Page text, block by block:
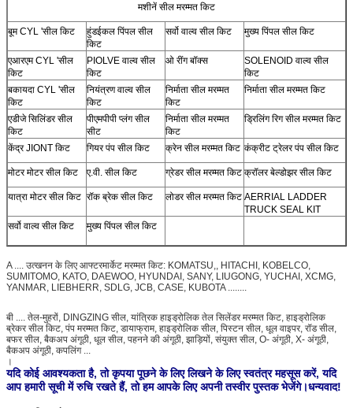
मशीनें सील मरम्मत किट
बूम CYL 'सील किट
हुंडईकल पिंपल सील
किट
सर्वो वाल्व सील किट मुख्य पिंपल सील किट
एआरएम CYL 'सील
किट
PIOLVE वाल्व सील
किट
ओ रींग बॉक्स
SOLENOID वाल्व सील
किट
बकायदा CYL 'सील
किट
नियंत्रण वाल्व सील
किट
निर्माता सील मरम्मत
किट
निर्माता सील मरम्मत किट
एडीजे सिलिंडर सील
किट
पीएमपीपी प्लंग सील
सीट
निर्माता सील मरम्मत
किट
ड्रिलिंग रिग सील मरम्मत किट
केंद्र JIONT किट गियर पंप सील किट क्रेन सील मरम्मत किट कंक्रीट ट्रेलर पंप सील किट
मोटर मोटर सील किट ए.वी. सील किट ग्रेडर सील मरम्मत किट क्रॉलर बेल्डोझर सील किट
यात्रा मोटर सील किट रॉक ब्रेक सील किट लोडर सील मरम्मत किट AERRIAL LADDER
TRUCK SEAL KIT
सर्वो वाल्व सील किट
मुख्य पिंपल सील किट
A .... उत्खनन के लिए आफ्टरमार्केट मरम्मत किट: KOMATSU,, HITACHI, KOBELCO,
SUMITOMO, KATO, DAEWOO, HYUNDAI, SANY, LIUGONG, YUCHAI, XCMG,
YANMAR, LIEBHERR, SDLG, JCB, CASE, KUBOTA ........
बी .... तेल-मुहरों, DINGZING सील, यांत्रिक हाइड्रोलिक तेल सिलेंडर मरम्मत किट, हाइड्रोलिक
ब्रेकर सील किट, पंप मरम्मत किट, डायाफ्राम, हाइड्रोलिक सील, पिस्टन सील, धूल वाइपर, रॉड सील,
बफर सील, बैकअप अंगूठी, धूल सील, पहनने की अंगूठी, झाड़ियों, संयुक्त सील, O- अंगूठी, X- अंगूठी,
बैकअप अंगूठी, कपलिंग ...
।
यदि कोई आवश्यकता है, तो कृपया पूछने के लिए लिखने के लिए स्वतंत्र महसूस करें, यदि
आप हमारी सूची में रुचि रखते हैं, तो हम आपके लिए अपनी तस्वीर पुस्तक भेजेंगे।धन्यवाद!